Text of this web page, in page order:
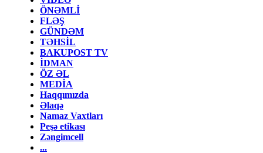
ÖNƏMLİ
FLƏŞ
GÜNDƏM
TƏHSİL
BAKUPOST TV
İDMAN
ÖZ ƏL
MEDİA
Haqqımızda
Əlaqə
Namaz Vaxtları
Peşə etikası
Zəngimcell
...